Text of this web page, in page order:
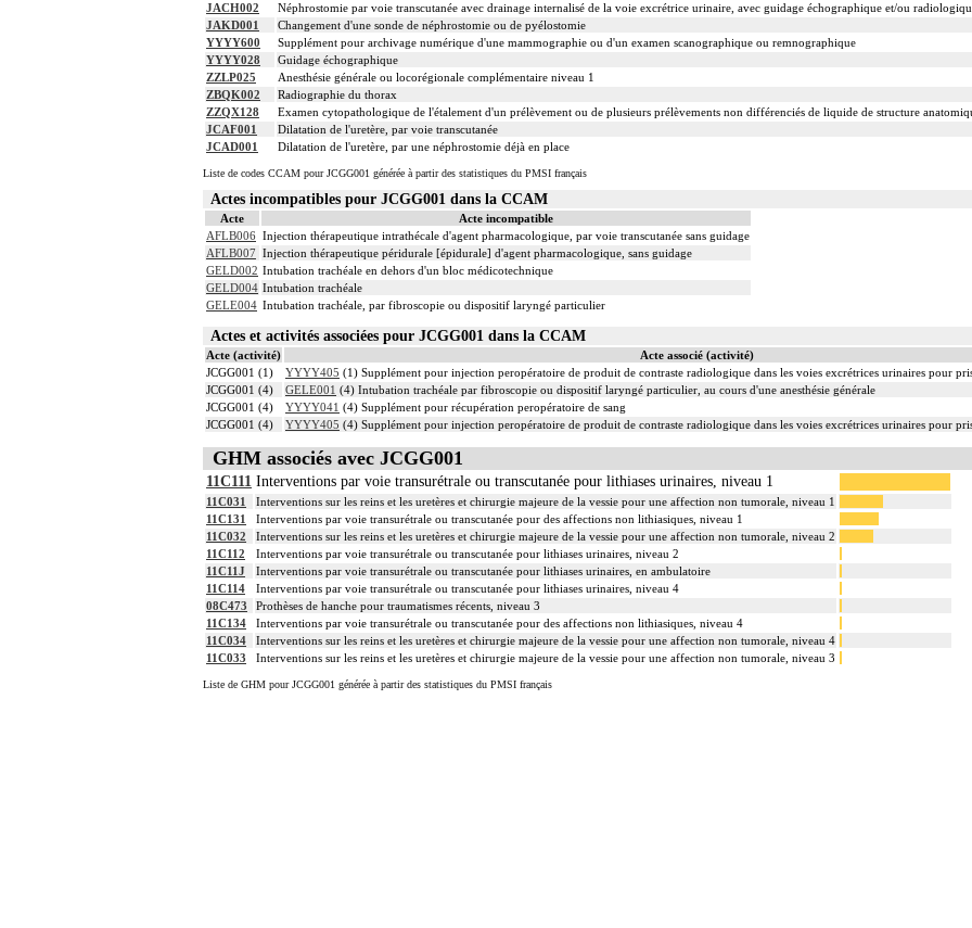
JACH002
Néphrostomie par voie transcutanée avec drainage internalisé de la voie excrétrice urinaire, avec guidage échographique et/ou
JAKD001
Changement d'une sonde de néphrostomie ou de pyélostomie
YYYY600
Supplément pour archivage numérique d'une mammographie ou d'un examen scanographique ou remnographique
YYYY028
Guidage échographique
ZZLP025
Anesthésie générale ou locorégionale complémentaire niveau 1
ZBQK002
Radiographie du thorax
ZZQX128
Examen cytopathologique de l'étalement d'un prélèvement ou de plusieurs prélèvements non différenciés de liquide de structure
JCAF001
Dilatation de l'uretère, par voie transcutanée
JCAD001
Dilatation de l'uretère, par une néphrostomie déjà en place
Liste de codes CCAM pour JCGG001 générée à partir des statistiques du PMSI français
Actes incompatibles pour JCGG001 dans la CCAM
Acte
Acte incompatible
AFLB006 Injection thérapeutique intrathécale d'agent pharmacologique, par voie transcutanée sans guidage
AFLB007 Injection thérapeutique péridurale [épidurale] d'agent pharmacologique, sans guidage
GELD002 Intubation trachéale en dehors d'un bloc médicotechnique
GELD004 Intubation trachéale
GELE004 Intubation trachéale, par fibroscopie ou dispositif laryngé particulier
Actes et activités associées pour JCGG001 dans la CCAM
Acte (activité)
Acte associé (activité)
JCGG001 (1)
YYYY405 (1) Supplément pour injection peropératoire de produit de contraste radiologique dans les voies excrétrices urinaires pour
JCGG001 (4)
GELE001 (4) Intubation trachéale par fibroscopie ou dispositif laryngé particulier, au cours d'une anesthésie générale
JCGG001 (4)
YYYY041 (4) Supplément pour récupération peropératoire de sang
JCGG001 (4)
YYYY405 (4) Supplément pour injection peropératoire de produit de contraste radiologique dans les voies excrétrices urinaires pour
GHM associés avec JCGG001
11C111 Interventions par voie transurétrale ou transcutanée pour lithiases urinaires, niveau 1
11C031
Interventions sur les reins et les uretères et chirurgie majeure de la vessie pour une affection non tumorale, niveau 1
11C131
Interventions par voie transurétrale ou transcutanée pour des affections non lithiasiques, niveau 1
11C032
Interventions sur les reins et les uretères et chirurgie majeure de la vessie pour une affection non tumorale, niveau 2
11C112
Interventions par voie transurétrale ou transcutanée pour lithiases urinaires, niveau 2
11C11J
Interventions par voie transurétrale ou transcutanée pour lithiases urinaires, en ambulatoire
11C114
Interventions par voie transurétrale ou transcutanée pour lithiases urinaires, niveau 4
08C473
Prothèses de hanche pour traumatismes récents, niveau 3
11C134
Interventions par voie transurétrale ou transcutanée pour des affections non lithiasiques, niveau 4
11C034
Interventions sur les reins et les uretères et chirurgie majeure de la vessie pour une affection non tumorale, niveau 4
11C033
Interventions sur les reins et les uretères et chirurgie majeure de la vessie pour une affection non tumorale, niveau 3
Liste de GHM pour JCGG001 générée à partir des statistiques du PMSI français